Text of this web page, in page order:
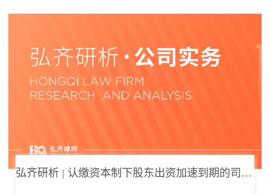
弘齐研析 | 认缴资本制下股东出资加速到期的司法边界与例外体系